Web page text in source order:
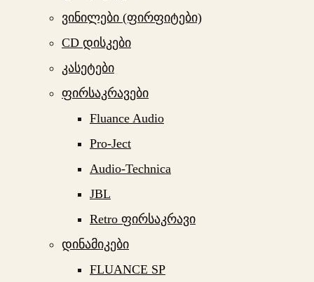
ვინილები (ფირფიტები)
CD დისკები
კასეტები
ფირსაკრავები
Fluance Audio
Pro-Ject
Audio-Technica
JBL
Retro ფირსაკრავი
დინამიკები
FLUANCE SP